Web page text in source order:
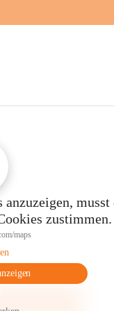
musst
zustimmen.
maps